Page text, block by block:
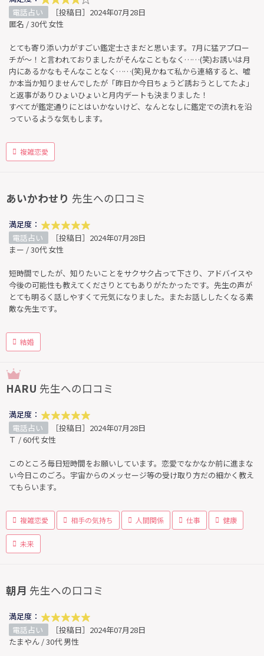
電話占い
［投稿日］2024年07月28日
匿名 / 30代 女性
とても寄り添い力がすごい鑑定士さまだと思います。7月に猛アプロー
チが〜！と言われておりましたがそんなこともなく……(笑)お誘いは月
内にあるかなもそんなことなく……(笑)見かねて私から連絡すると、嘘
か本当か知りませんでしたが「昨日か今日ちょうど誘おうとしてたよ」
と返事がありひょいひょいと月内デートも決まりました！
すべてが鑑定通りにとはいかないけど、なんとなしに鑑定での流れを沿
っているような気もします。
複雑恋愛
あいかわせり 先生への口コミ
満足度：
電話占い
［投稿日］2024年07月28日
まー / 30代 女性
短時間でしたが、知りたいことをサクサク占って下さり、アドバイスや
今後の可能性も教えてくださりとてもありがたかったです。先生の声が
とても明るく話しやすくて元気になりました。またお話ししたくなる素
敵な先生です。
結婚
HARU 先生への口コミ
満足度：
電話占い
［投稿日］2024年07月28日
Ｔ / 60代 女性
このところ毎日短時間をお願いしています。恋愛でなかなか前に進まな
い今日このごろ。宇宙からのメッセージ等の受け取り方だの細かく教え
てもらいます。
複雑恋愛 相手の気持ち 人間関係 仕事 健康
未来
朝月 先生への口コミ
満足度：
電話占い
［投稿日］2024年07月28日
たまやん / 30代 男性